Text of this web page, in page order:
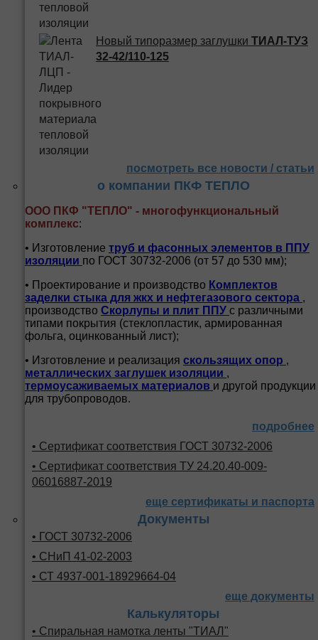
Новый типоразмер заглушки ТИАЛ-ТУЗ
32-42/110-125
посмотреть все новости / статьи
о компании ПКФ ТЕПЛО
ООО ПКФ "ТЕПЛО" - многофункциональный
комплекс:
• Изготовление труб и фасонных элементов в ППУ
изоляции по ГОСТ 30732-2006 (от 57 до 530 мм);
• Проектирование и производство Комплектов
заделки стыка для жкх и нефтегазового сектора ,
производство Скорлупы и плит ППУ с различными
типами покрытия (стеклопластик, армированная
фольга, оцинкованный лист);
• Изготовление и реализация скользящих опор ,
металлических заглушек изоляции ,
термоусаживаемых материалов и другой продукции
для трубопроводов.
подробнее
• Сертификат соответствия ГОСТ 30732-2006
• Сертификат соответствия ТУ 24.20.40-009-
06016887-2019
еще сертификаты и паспорта
Документы
• ГОСТ 30732-2006
• СНиП 41-02-2003
• СТ 4937-001-18929664-04
еще документы
Калькуляторы
• Спиральная намотка ленты "ТИАЛ"